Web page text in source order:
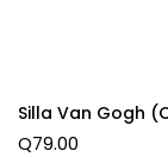
Silla Van Gogh
Q79.00